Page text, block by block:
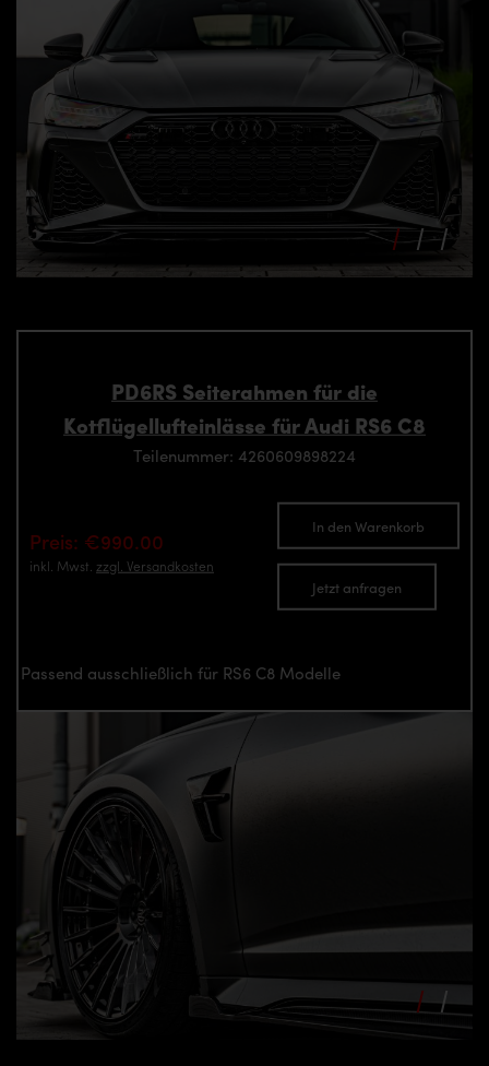
PD6RS Seiterahmen für die
Kotflügellufteinlässe für Audi RS6 C8
Teilenummer: 4260609898224
Preis: €990.00
inkl. Mwst. zzgl. Versandkosten
In den Warenkorb
Jetzt anfragen
Passend ausschließlich für RS6 C8 Modelle